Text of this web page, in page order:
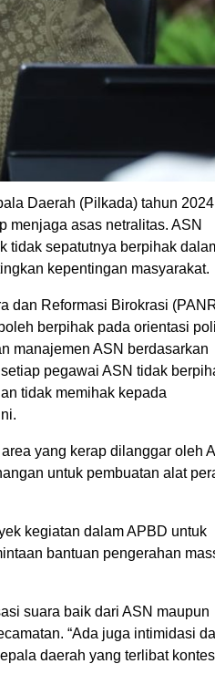
Daerah (Pilkada) tahun
menjaga asas netralitas. ASN
tidak sepatutnya berpihak
kepentingan masyarakat.
dan Reformasi Birokrasi
berpihak pada orientasi
manajemen ASN berdasarkan
pegawai ASN tidak
tidak memihak kepada
yang kerap dilanggar oleh
untuk pembuatan alat
kegiatan dalam APBD untuk
bantuan pengerahan
suara baik dari ASN maupun
“Ada juga intimidasi
daerah yang terlibat